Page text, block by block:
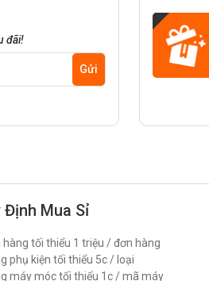
đãi!
Định Mua Sỉ
hàng tối thiểu 1 triệu / đơn hàng
phụ kiện tối thiểu 5c / loại
máy móc tối thiểu 1c / mã máy